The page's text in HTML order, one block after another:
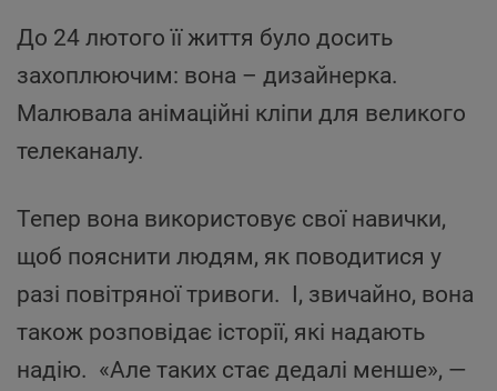
До 24 лютого її життя було досить
захоплюючим: вона – дизайнерка.
Mалювала анімаційні кліпи для великого
телеканалу.
Тепер вона використовує свої навички,
щоб пояснити людям, як поводитися у
разі повітряної тривоги. І, звичайно, вона
також розповідає історії, які надають
надію. «Але таких стає дедалі менше», —